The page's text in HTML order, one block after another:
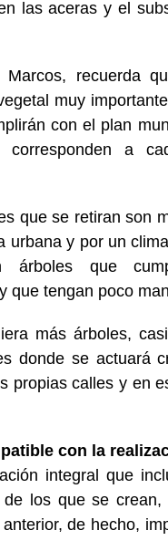
las aceras y el
recuerda
muy
con el plan
corresponden a
que se retiran son
urbana y por un
que
que tengan poco
más árboles,
donde se actuará
propias calles y en
con la
integral que
los que se
de hecho,